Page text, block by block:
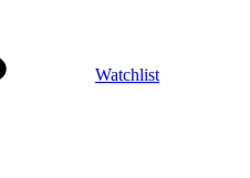
Watchlist